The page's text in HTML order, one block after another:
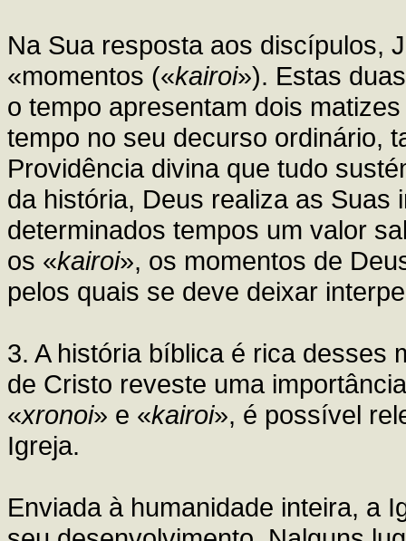
Na Sua resposta aos discípulos,
«momentos («kairoi»). Estas
o tempo apresentam dois
tempo no seu decurso ordinário,
Providência divina que tudo
da história, Deus realiza as
determinados tempos um valor
os «kairoi», os momentos de
pelos quais se deve deixar
3. A história bíblica é rica desses
de Cristo reveste uma
«xronoi» e «kairoi», é possível
Igreja.
Enviada à humanidade inteira, a